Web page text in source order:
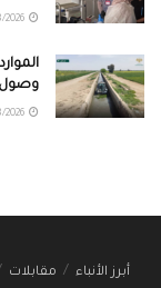
وصول
أبرز الأنباء مقابلات